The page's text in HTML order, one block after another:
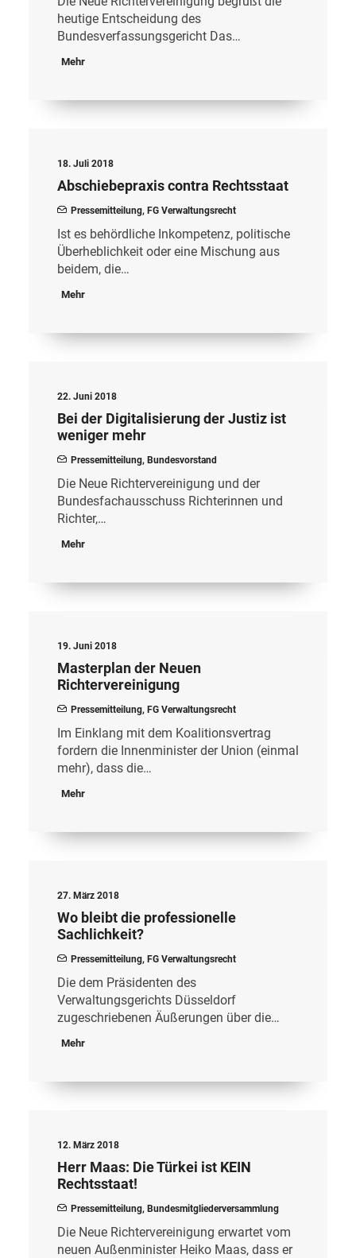
heutige Entscheidung des
Bundesverfassungsgericht Das…
Mehr
18. Juli 2018
Abschiebepraxis contra Rechtsstaat
Pressemitteilung, FG Verwaltungsrecht
Ist es behördliche Inkompetenz, politische
Überheblichkeit oder eine Mischung aus
beidem, die…
Mehr
22. Juni 2018
Bei der Digitalisierung der Justiz ist
weniger mehr
Pressemitteilung, Bundesvorstand
Die Neue Richtervereinigung und der
Bundesfachausschuss Richterinnen und
Richter,…
Mehr
19. Juni 2018
Masterplan der Neuen
Richtervereinigung
Pressemitteilung, FG Verwaltungsrecht
Im Einklang mit dem Koalitionsvertrag
fordern die Innenminister der Union (einmal
mehr), dass die…
Mehr
27. März 2018
Wo bleibt die professionelle
Sachlichkeit?
Pressemitteilung, FG Verwaltungsrecht
Die dem Präsidenten des
Verwaltungsgerichts Düsseldorf
zugeschriebenen Äußerungen über die…
Mehr
12. März 2018
Herr Maas: Die Türkei ist KEIN
Rechtsstaat!
Pressemitteilung, Bundesmitgliederversammlung
Die Neue Richtervereinigung erwartet vom
neuen Außenminister Heiko Maas, dass er